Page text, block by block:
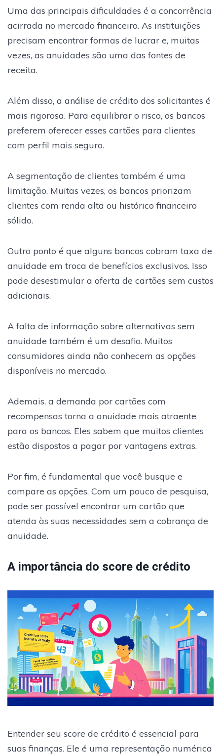
Uma das principais dificuldades é a concorrência
acirrada no mercado financeiro. As instituições
precisam encontrar formas de lucrar e, muitas
vezes, as anuidades são uma das fontes de
receita.
Além disso, a análise de crédito dos solicitantes é
mais rigorosa. Para equilibrar o risco, os bancos
preferem oferecer esses cartões para clientes
com perfil mais seguro.
A segmentação de clientes também é uma
limitação. Muitas vezes, os bancos priorizam
clientes com renda alta ou histórico financeiro
sólido.
Outro ponto é que alguns bancos cobram taxa de
anuidade em troca de benefícios exclusivos. Isso
pode desestimular a oferta de cartões sem custos
adicionais.
A falta de informação sobre alternativas sem
anuidade também é um desafio. Muitos
consumidores ainda não conhecem as opções
disponíveis no mercado.
Ademais, a demanda por cartões com
recompensas torna a anuidade mais atraente
para os bancos. Eles sabem que muitos clientes
estão dispostos a pagar por vantagens extras.
Por fim, é fundamental que você busque e
compare as opções. Com um pouco de pesquisa,
pode ser possível encontrar um cartão que
atenda às suas necessidades sem a cobrança de
anuidade.
A importância do score de crédito
Entender seu score de crédito é essencial para
suas finanças. Ele é uma representação numérica